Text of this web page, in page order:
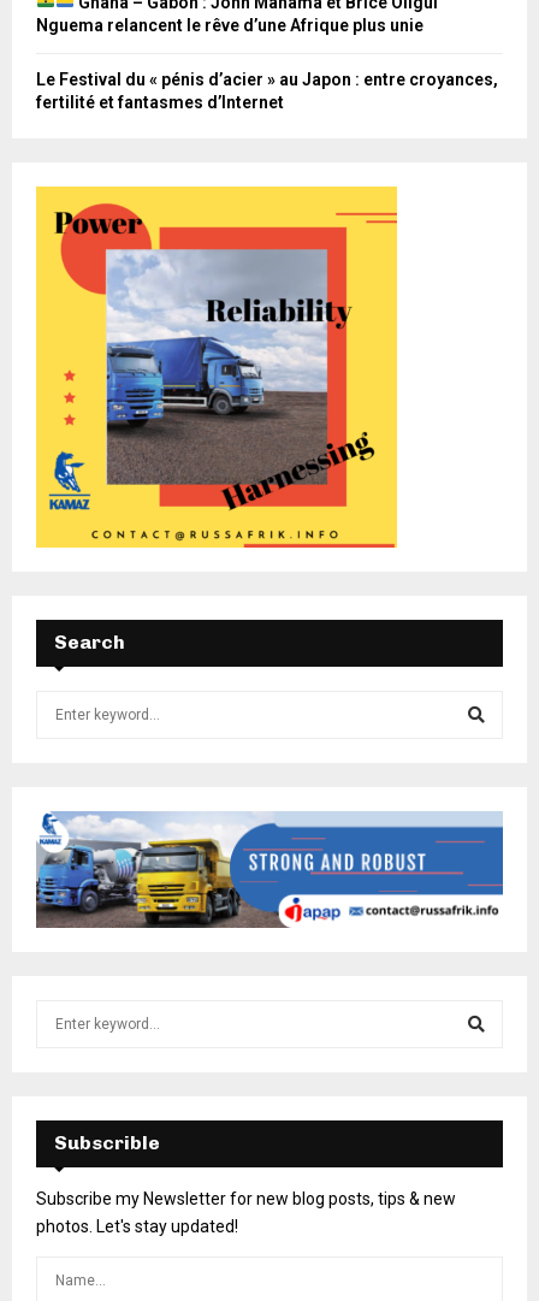
Nguema relancent le rêve d’une Afrique plus unie
Le Festival du « pénis d’acier » au Japon : entre croyances,
fertilité et fantasmes d’Internet
Search
Subscrible
Subscribe my Newsletter for new blog posts, tips & new
photos. Let's stay updated!